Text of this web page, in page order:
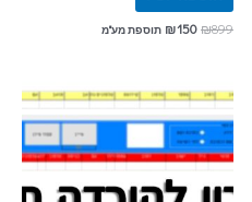
₪899
₪150 תוספת מע"מ